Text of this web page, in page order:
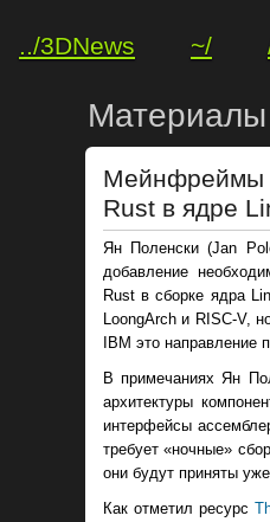
../3DNews ~/
Материалы
Мейнфреймы
Rust в ядре
Ян Поленски (Jan
добавление
Rust в сборке ядра
LoongArch и RISC-V,
IBM это направление
В примечаниях Ян
архитектуры
интерфейсы
требует «ночные»
они будут приняты
Как отметил ресурс